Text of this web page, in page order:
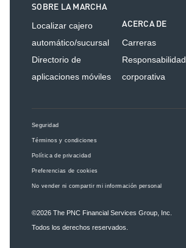
SOBRE LA MARCHA
Localizar cajero
automático/sucursal
Directorio de
aplicaciones móviles
ACERCA DE
Carreras
Responsabilidad
corporativa
Seguridad
Términos y condiciones
Política de privacidad
Preferencias de cookies
No vender ni compartir mi información personal
©2026 The PNC Financial Services Group, Inc.
Todos los derechos reservados.